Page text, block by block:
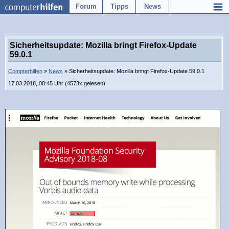
Forum Tipps News
Sicherheitsupdate: Mozilla bringt Firefox-Update
59.0.1
Compterhilfen » News » Sicherheitsupdate: Mozilla bringt Firefox-Update 59.0.1
17.03.2018, 08:45 Uhr (4573x gelesen)